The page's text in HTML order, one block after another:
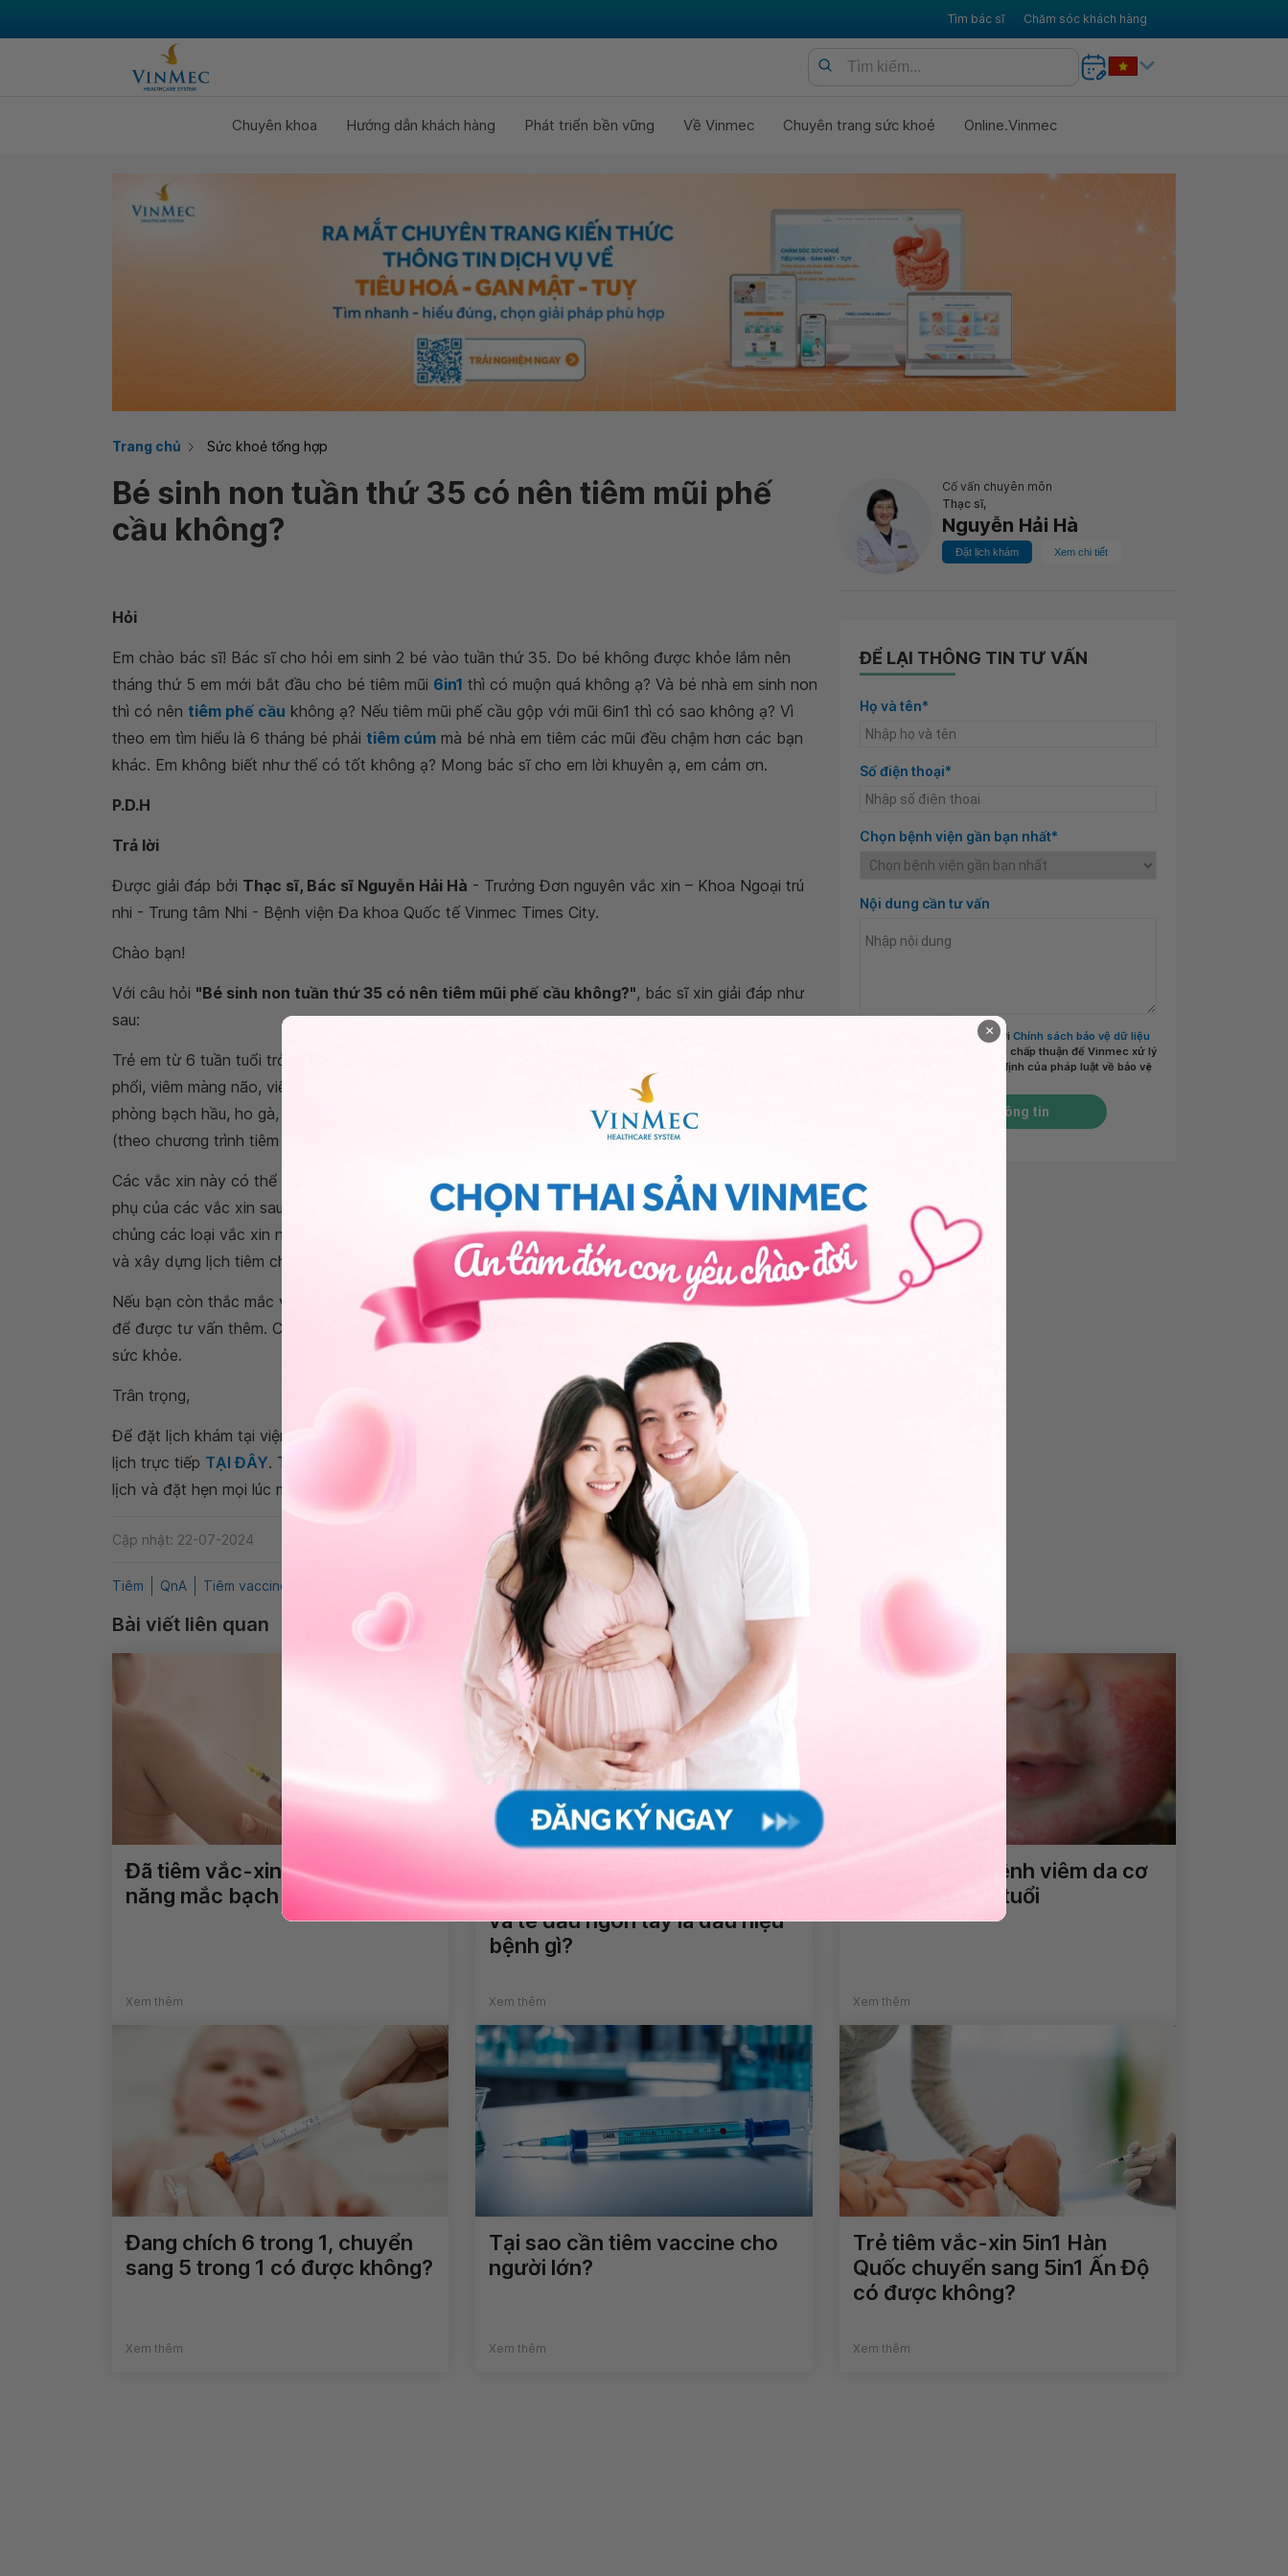
Tìm bác sĩ Chăm sóc khách hàng
Chuyên khoa Hướng dẫn khách hàng Phát triển bền vững Về Vinmec Chuyên trang sức khoẻ Online.Vinmec
Trang chủ Sức khoẻ tổng hợp
Bé sinh non tuần thứ 35 có nên tiêm mũi phế
cầu không?
Cố vấn chuyên môn
Thạc sĩ,
Nguyễn Hải Hà
Đặt lịch khám Xem chi tiết
Hỏi
Em chào bác sĩ! Bác sĩ cho hỏi em sinh 2 bé vào tuần thứ 35. Do bé không được khỏe lắm nên
tháng thứ 5 em mới bắt đầu cho bé tiêm mũi 6in1 thì có muộn quá không ạ? Và bé nhà em sinh non
thì có nên tiêm phế cầu không ạ? Nếu tiêm mũi phế cầu gộp với mũi 6in1 thì có sao không ạ? Vì
theo em tìm hiểu là 6 tháng bé phải tiêm cúm mà bé nhà em tiêm các mũi đều chậm hơn các bạn
khác. Em không biết như thế có tốt không ạ? Mong bác sĩ cho em lời khuyên ạ, em cảm ơn.
P.D.H
Trả lời
Được giải đáp bởi Thạc sĩ, Bác sĩ Nguyễn Hải Hà - Trưởng Đơn nguyên vắc xin – Khoa Ngoại trú
nhi - Trung tâm Nhi - Bệnh viện Đa khoa Quốc tế Vinmec Times City.
Chào bạn!
Với câu hỏi "Bé sinh non tuần thứ 35 có nên tiêm mũi phế cầu không?", bác sĩ xin giải đáp như
sau:
Trẻ em từ 6 tuần tuổi trở đi có thể uống phòng tiêu chảy do rotavirus và tiêm
phổi, viêm màng não, viêm tai giữa do phế cầu; 2 tháng tuổi trở đi có thể tiêm vắc xin 6 trong 1
phòng bạch hầu, ho gà, uốn ván, bại liệt, Hib, viêm gan B hoặc vắc xin 5 trong 1 + uống bại liệt
(theo chương trình tiêm chủng mở rộng).
Các vắc xin này có thể sử dụng cùng 1 ngày hoặc để tránh trường hợp đồng thời xảy ra phản ứng
phụ của các vắc xin sau tiêm có thể tiêm 2 loại cách nhau 1-2 tuần. Các trẻ đẻ non vẫn có thể tiêm
chủng các loại vắc xin như bình thường. Bạn có thể đến cơ sở tiêm chủng dịch vụ để được tư vấn
và xây dựng lịch tiêm chủng bù mũi cho bé, bạn nhé.
Nếu bạn còn thắc mắc về tiêm vắc xin , bạn có thể đến bệnh viện thuộcHệ thống Y tế Vinmec
để được tư vấn thêm. Cảm ơn bạn đã tin tưởng và gửi câu hỏi đến Vinmec. Chúc bạn có thật nhiều
sức khỏe.
Trân trọng,
Để đặt lịch khám tại viện, Quý khách vui lòng bấm số HOTLINE, đặt muaGÓI DỊCH VỤ
lịch trực tiếp TẠI ĐÂY. Tải và đặt lịch khám tự động trên ứng dụng My Vinmec để quản lý, theo dõi
lịch và đặt hẹn mọi lúc mọi nơi ngay trên ứng dụng.
Cập nhật: 22-07-2024
Tiêm QnA Tiêm vaccine Vaccine 6in1 Vaccine 6 trong 1 Vắc-xin 6in1
ĐỂ LẠI THÔNG TIN TƯ VẤN
Họ và tên*
Số điện thoại*
Chọn bệnh viện gần bạn nhất*
Nội dung cần tư vấn
Tôi đã đọc và đồng ý với Chính sách bảo vệ dữ liệu
và chấp thuận để Vinmec xử lý
DLCN của tôi theo quy định của pháp luật về bảo vệ
Gửi thông tin
Bài viết liên quan
Đã tiêm vắc-xin 6in1 thì có khả
năng mắc bạch hầu không?
Xem thêm
không hiểu, hay bị động kinh
và tê đầu ngón tay là dấu hiệu
bệnh gì?
Xem thêm
Cách điều trị bệnh viêm da cơ
địa trẻ 3 tháng tuổi
Xem thêm
Đang chích 6 trong 1, chuyển
sang 5 trong 1 có được không?
Xem thêm
Tại sao cần tiêm vaccine cho
người lớn?
Xem thêm
Trẻ tiêm vắc-xin 5in1 Hàn
Quốc chuyển sang 5in1 Ấn Độ
có được không?
Xem thêm
×